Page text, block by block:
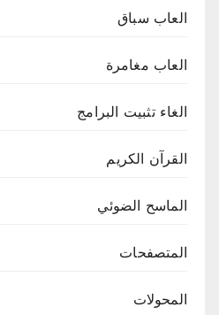
العاب سباق
العاب مغامرة
الغاء تثبيت البرامج
القرآن الكريم
الماسح الضوئي
المتصفحات
المحولات